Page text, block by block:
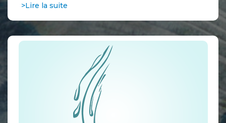
>Lire la suite